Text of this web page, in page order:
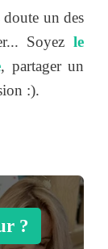
doute un des
Soyez le
, partager un
:).
?